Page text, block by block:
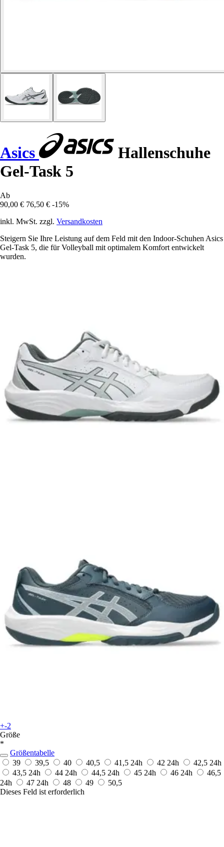
Asics
Hallenschuhe
Gel-Task 5
Ab
90,00 € 76,50 € -15%
inkl. MwSt. zzgl. Versandkosten
Steigern Sie Ihre Leistung auf dem Feld mit den Indoor-Schuhen Asics
Gel-Task 5, die für Volleyball mit optimalem Komfort entwickelt
wurden.
+-2
Größe
*
Größentabelle
39
39,5 40 40,5 41,5 24h 42 24h 42,5 24h
43,5 24h 44 24h 44,5 24h 45 24h 46 24h
46,5
24h
47 24h 48 49
50,5
Dieses Feld ist erforderlich